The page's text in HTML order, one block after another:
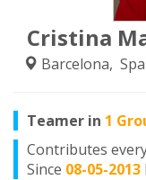
Cristina
Barcelona,
Teamer in 1
Contributes
Since 08-05-2013